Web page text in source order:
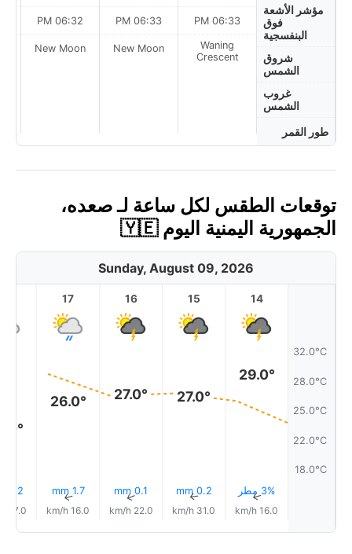
مؤشر الأشعة
فوق
البنفسجية
شروق
الشمس
غروب
الشمس
طور القمر
06:33 PM
Waning
Crescent
06:33 PM
New Moon
06:32 PM
New Moon
توقعات الطقس لكل ساعة لـ صعده،
الجمهورية اليمنية اليوم 🇾🇪
Sunday, August 09, 2026
32.0°C
28.0°C
25.0°C
22.0°C
18.0°C
14
29.0°
3% مطر↑
16.0 km/h
15
27.0°
0.2 mm
↑
31.0 km/h
16
27.0°
0.1 mm
↑
22.0 km/h
17
26.0°
1.7 mm
↑
16.0 km/h
0.2 mm
27.0 km/h